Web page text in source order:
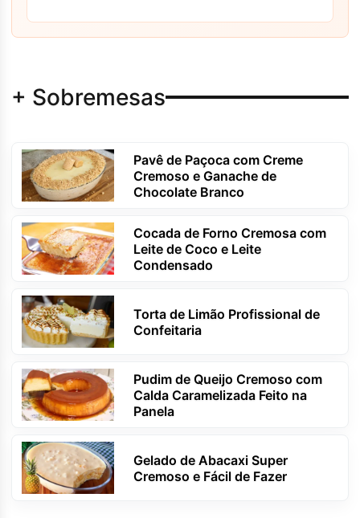
+ Sobremesas
Pavê de Paçoca com Creme
Cremoso e Ganache de
Chocolate Branco
Cocada de Forno Cremosa com
Leite de Coco e Leite
Condensado
Torta de Limão Profissional de
Confeitaria
Pudim de Queijo Cremoso com
Calda Caramelizada Feito na
Panela
Gelado de Abacaxi Super
Cremoso e Fácil de Fazer